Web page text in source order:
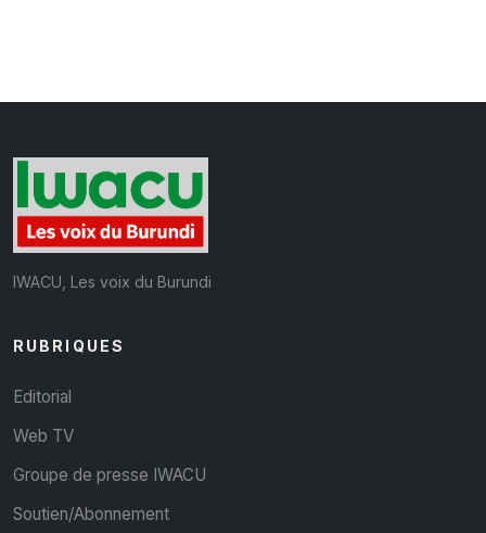
IWACU, Les voix du Burundi
RUBRIQUES
Editorial
Web TV
Groupe de presse IWACU
Soutien/Abonnement